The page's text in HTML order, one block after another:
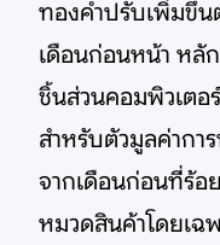
ทองคำปรับเพิ่มขึ้น
เดือนก่อนหน้า หลั
ชิ้นส่วนคอมพิวเตอ
สำหรับตัวมูลค่ากา
จากเดือนก่อนที่ร้อ
หมวดสินค้าโดยเฉพ